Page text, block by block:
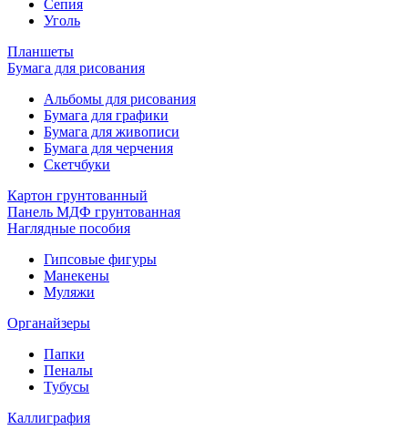
Сепия
Уголь
Планшеты
Бумага для рисования
Альбомы для рисования
Бумага для графики
Бумага для живописи
Бумага для черчения
Скетчбуки
Картон грунтованный
Панель МДФ грунтованная
Наглядные пособия
Гипсовые фигуры
Манекены
Муляжи
Органайзеры
Папки
Пеналы
Тубусы
Каллиграфия